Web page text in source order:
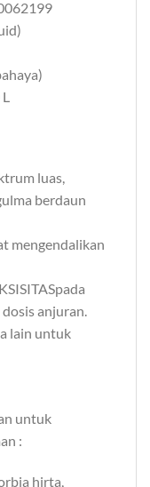
luas,
berdaun
mengendalikan
anjuran.
lain untuk
untuk
:
hirta,